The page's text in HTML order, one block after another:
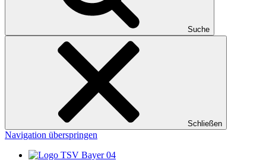
Suche
Schließen
Navigation überspringen